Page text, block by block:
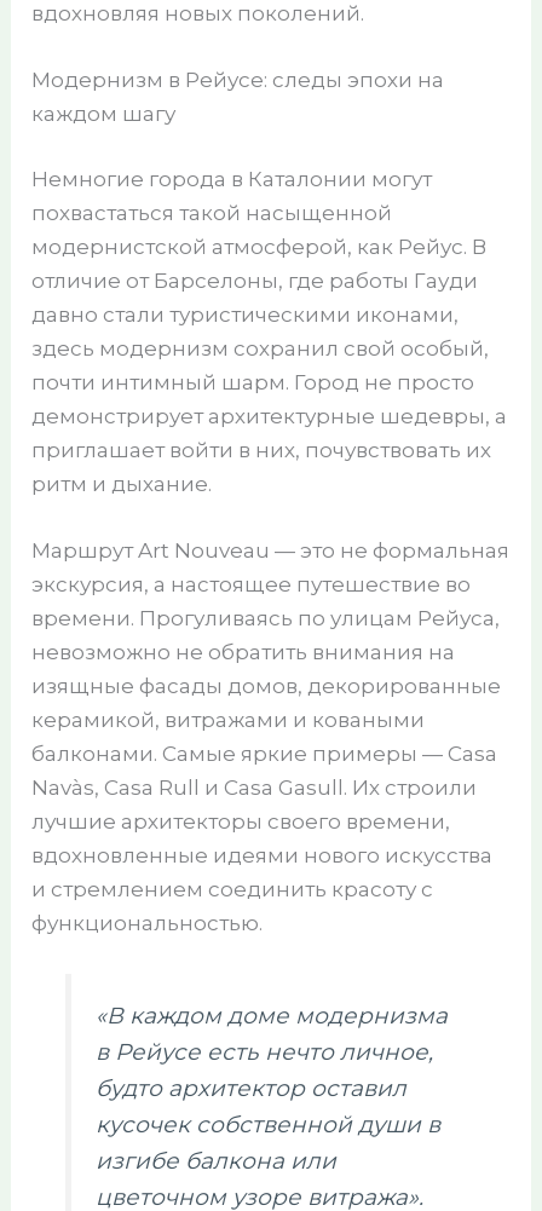
вдохновляя новых поколений.
Модернизм в Рейусе: следы эпохи на
каждом шагу
Немногие города в Каталонии могут
похвастаться такой насыщенной
модернистской атмосферой, как Рейус. В
отличие от Барселоны, где работы Гауди
давно стали туристическими иконами,
здесь модернизм сохранил свой особый,
почти интимный шарм. Город не просто
демонстрирует архитектурные шедевры, а
приглашает войти в них, почувствовать их
ритм и дыхание.
Маршрут Art Nouveau — это не формальная
экскурсия, а настоящее путешествие во
времени. Прогуливаясь по улицам Рейуса,
невозможно не обратить внимания на
изящные фасады домов, декорированные
керамикой, витражами и коваными
балконами. Самые яркие примеры — Casa
Navàs, Casa Rull и Casa Gasull. Их строили
лучшие архитекторы своего времени,
вдохновленные идеями нового искусства
и стремлением соединить красоту с
функциональностью.
«В каждом доме модернизма
в Рейусе есть нечто личное,
будто архитектор оставил
кусочек собственной души в
изгибе балкона или
цветочном узоре витража».